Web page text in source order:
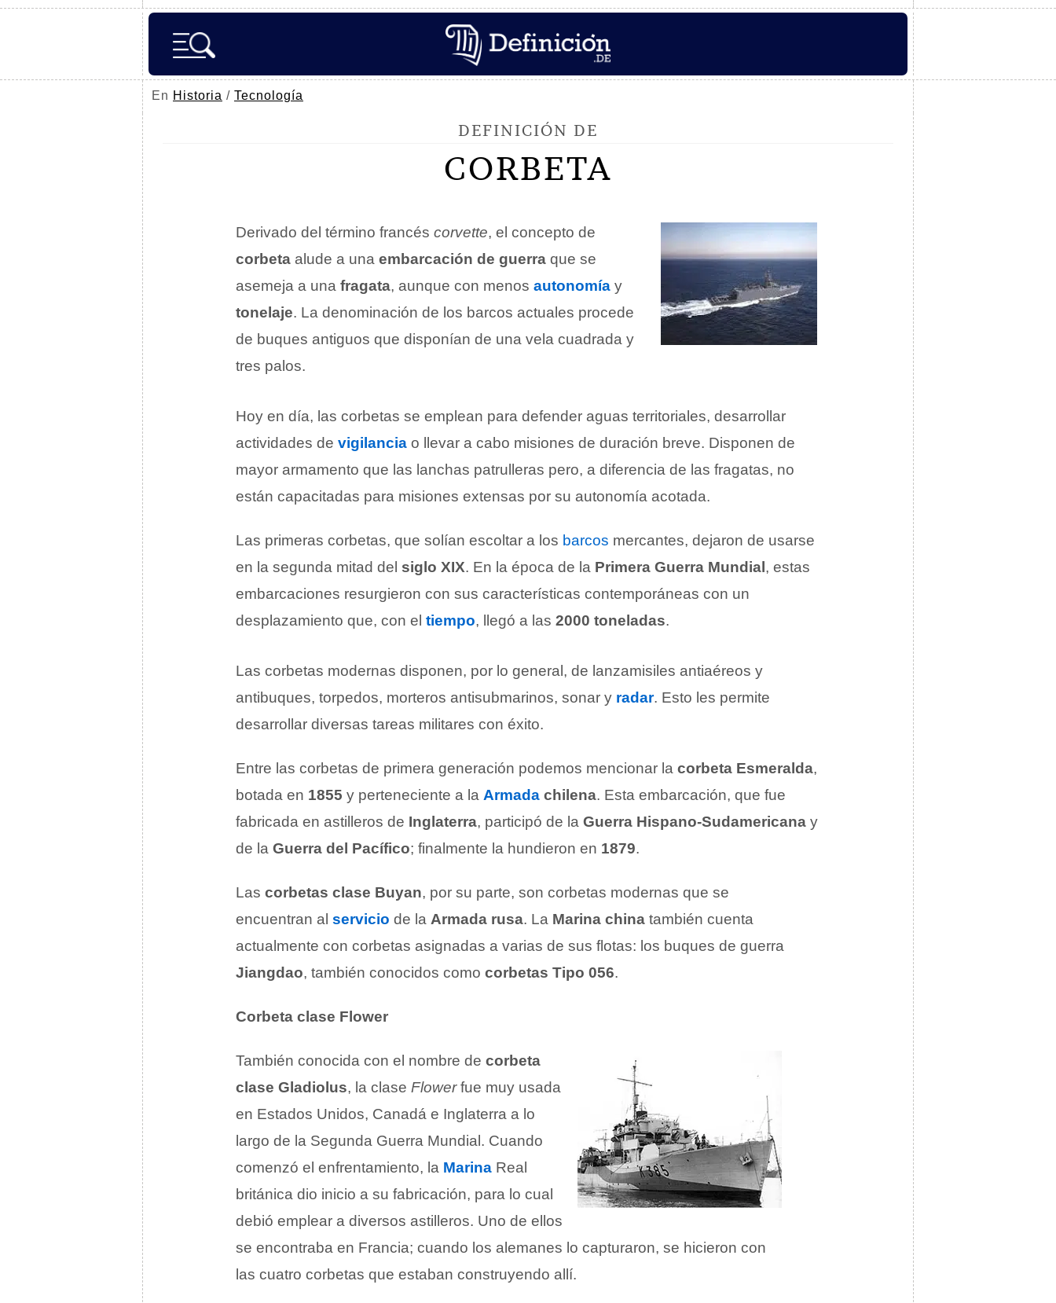
En Historia / Tecnología
DEFINICIÓN DE
CORBETA
Derivado del término francés corvette, el concepto de
corbeta alude a una embarcación de guerra que se
asemeja a una fragata, aunque con menos autonomía y
tonelaje. La denominación de los barcos actuales procede
de buques antiguos que disponían de una vela cuadrada y
tres palos.
Hoy en día, las corbetas se emplean para defender aguas territoriales, desarrollar
actividades de vigilancia o llevar a cabo misiones de duración breve. Disponen de
mayor armamento que las lanchas patrulleras pero, a diferencia de las fragatas, no
están capacitadas para misiones extensas por su autonomía acotada.
Las primeras corbetas, que solían escoltar a los barcos mercantes, dejaron de usarse
en la segunda mitad del siglo XIX. En la época de la Primera Guerra Mundial , estas
embarcaciones resurgieron con sus características contemporáneas con un
desplazamiento que, con el tiempo, llegó a las 2000 toneladas.
Las corbetas modernas disponen, por lo general, de lanzamisiles antiaéreos y
antibuques, torpedos, morteros antisubmarinos, sonar y radar. Esto les permite
desarrollar diversas tareas militares con éxito.
Entre las corbetas de primera generación podemos mencionar la corbeta Esmeralda,
botada en 1855 y perteneciente a la Armada chilena. Esta embarcación, que fue
fabricada en astilleros de Inglaterra, participó de la Guerra Hispano-Sudamericana y
de la Guerra del Pacífico; finalmente la hundieron en 1879.
Las corbetas clase Buyan, por su parte, son corbetas modernas que se
encuentran al servicio de la Armada rusa. La Marina china también cuenta
actualmente con corbetas asignadas a varias de sus flotas: los buques de guerra
Jiangdao, también conocidos como corbetas Tipo 056.
Corbeta clase Flower
También conocida con el nombre de corbeta
clase Gladiolus, la clase Flowerfue muy usada
en Estados Unidos, Canadá e Inglaterra a lo
largo de la Segunda Guerra Mundial. Cuando
comenzó el enfrentamiento, la Marina Real
británica dio inicio a su fabricación, para lo cual
debió emplear a diversos astilleros. Uno de ellos
se encontraba en Francia; cuando los alemanes lo capturaron, se hicieron con
las cuatro corbetas que estaban construyendo allí.